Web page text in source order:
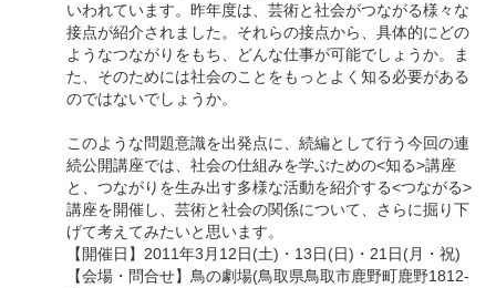
いわれています。昨年度は、芸術と社会がつながる様々な
接点が紹介されました。それらの接点から、具体的にどの
ようなつながりをもち、どんな仕事が可能でしょうか。ま
た、そのためには社会のことをもっとよく知る必要がある
のではないでしょうか。
このような問題意識を出発点に、続編として行う今回の連
続公開講座では、社会の仕組みを学ぶための<知る>講座
と、つながりを生み出す多様な活動を紹介する<つながる>
講座を開催し、芸術と社会の関係について、さらに掘り下
げて考えてみたいと思います。
【開催日】2011年3月12日(土)・13日(日)・21日(月・祝)
【会場・問合せ】鳥の劇場(鳥取県鳥取市鹿野町鹿野1812-